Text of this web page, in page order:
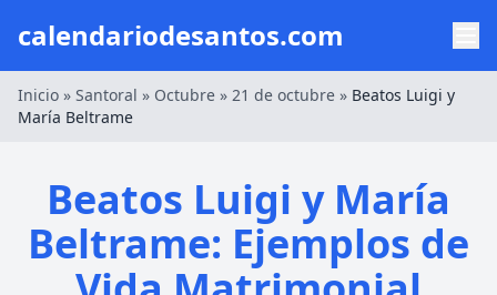
calendariodesantos.com
Inicio » Santoral » Octubre » 21 de octubre » Beatos Luigi y
María Beltrame
Beatos Luigi y María
Beltrame: Ejemplos de